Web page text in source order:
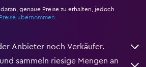
genaue Preise zu erhalten, jedoch
übernommen
Anbieter noch Verkäufer.
sammeln riesige Mengen an